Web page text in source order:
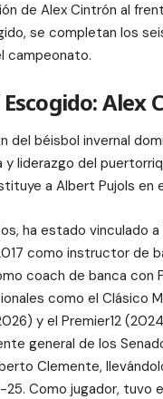
de Alex Cintrón al
se completan los
campeonato.
Alex
del béisbol invernal
y liderazgo del
a Albert Pujols en
ha estado vinculado
como instructor de
coach de banca con
como el Clásico
y el Premier12
general de los
Clemente,
Como jugador, tuvo